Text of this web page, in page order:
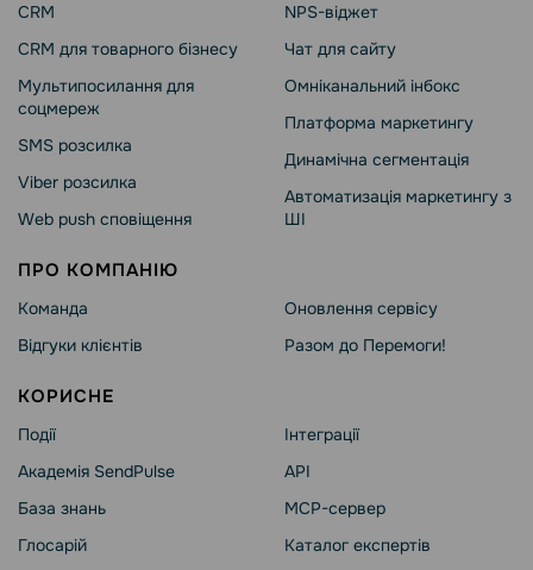
CRM
CRM для товарного бізнесу
Мультипосилання для
соцмереж
SMS розсилка
Viber розсилка
Web push сповіщення
NPS-віджет
Чат для сайту
Омніканальний інбокс
Платформа маркетингу
Динамічна сегментація
Автоматизація маркетингу з
ШІ
ПРО КОМПАНІЮ
Команда
Відгуки клієнтів
Оновлення сервісу
Разом до Перемоги!
КОРИСНЕ
Події
Академія SendPulse
База знань
Глосарій
Інтеграції
API
MCP-сервер
Каталог експертів